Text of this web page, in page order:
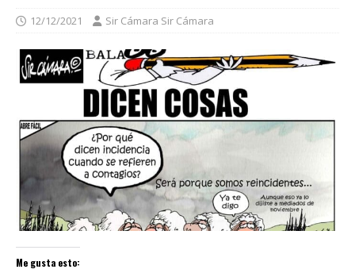
12/12/2021 Sir Cámara Sir Cámara
Me gusta esto: